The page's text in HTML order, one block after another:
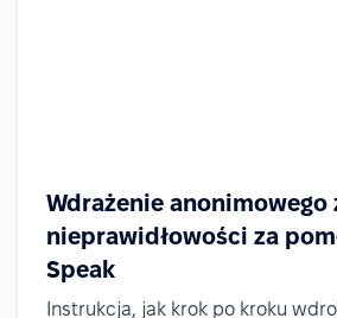
Wdrażenie anonimowego
nieprawidłowości za
Speak
Instrukcja, jak krok po kroku